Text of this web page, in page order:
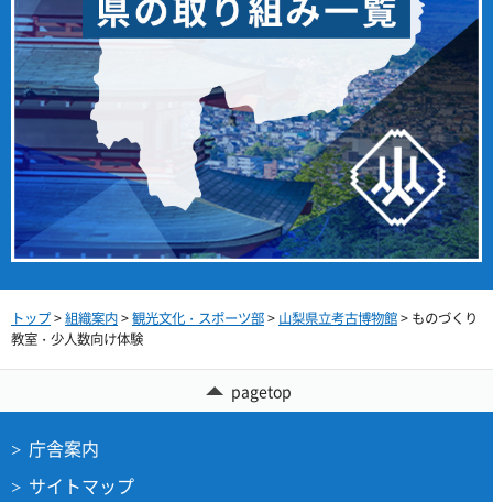
トップ>組織案内>観光文化・スポーツ部> 山梨県立考古博物館> ものづくり
教室・少人数向け体験
pagetop
庁舎案内
サイトマップ